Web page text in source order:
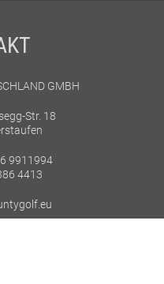
GMBH
Str. 18
9911994
4413